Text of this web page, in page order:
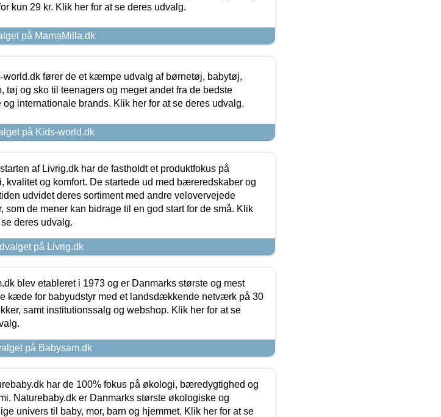
kun 29 kr. Klik her for at se deres udvalg.
på MamaMilla.dk
world.dk fører de et kæmpe udvalg af børnetøj, babytøj,
tøj og sko til teenagers og meget andet fra de bedste
og internationale brands. Klik her for at se deres udvalg.
på Kids-world.dk
af Livrig.dk har de fastholdt et produktfokus på
kvalitet og komfort. De startede ud med bæreredskaber og
udvidet deres sortiment med andre velovervejede
som de mener kan bidrage til en god start for de små. Klik
se deres udvalg.
på Livrig.dk
blev etableret i 1973 og er Danmarks største og mest
kæde for babyudstyr med et landsdækkende netværk på 30
samt institutionssalg og webshop. Klik her for at se
på Babysam.dk
har de 100% fokus på økologi, bæredygtighed og
Naturebaby.dk er Danmarks største økologiske og
univers til baby, mor, barn og hjemmet. Klik her for at se